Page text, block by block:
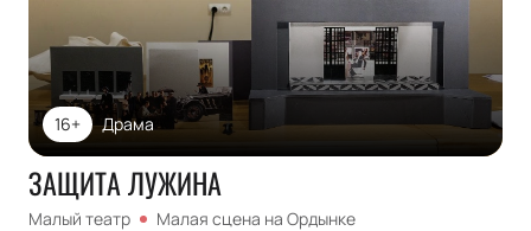
Драма
16+
ЗАЩИТА ЛУЖИНА
Малый театр Малая сцена на Ордынке